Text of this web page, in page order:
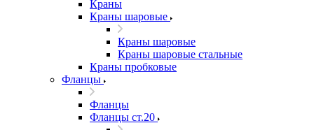
Краны
Краны шаровые
Краны шаровые
Краны шаровые стальные
Краны пробковые
Фланцы
Фланцы
Фланцы ст.20